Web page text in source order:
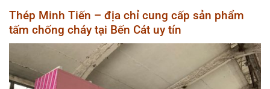
Thép Minh Tiến – địa chỉ cung cấp sản phẩm
tấm chống cháy tại Bến Cát uy tín